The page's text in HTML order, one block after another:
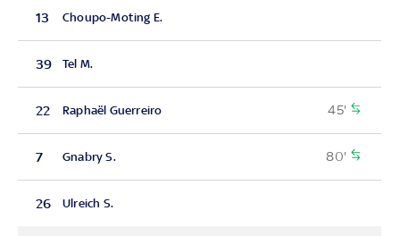
13 Choupo-Moting E.
39 Tel M.
22 Raphaël Guerreiro 45'
7 Gnabry S. 80'
26 Ulreich S.